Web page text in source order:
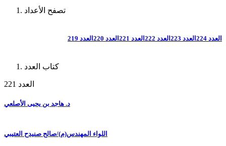
تصفح الأعداد
العدد 224 العدد 223 العدد 222 العدد 221 العدد 220 العدد 219
كتاب العدد
العدد 221
د. هاجد بن يحيى الأصلعي
اللواء المهندس(م)/صالح صنيدح العتيبي